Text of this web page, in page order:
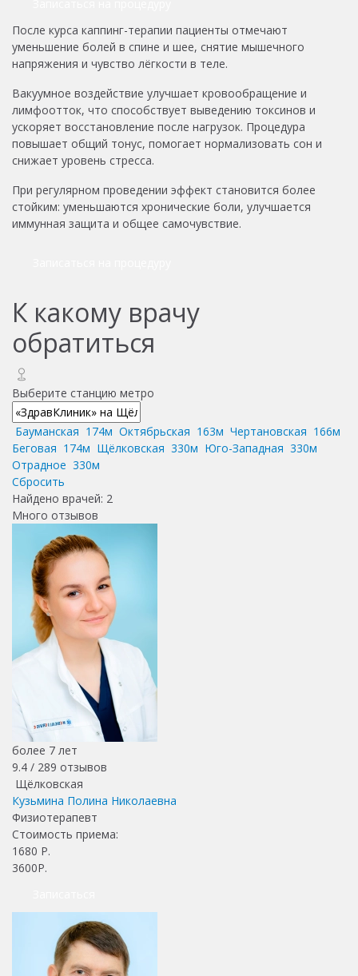
После курса каппинг-терапии пациенты отмечают
уменьшение болей в спине и шее, снятие мышечного
напряжения и чувство лёгкости в теле.
Вакуумное воздействие улучшает кровообращение и
лимфоотток, что способствует выведению токсинов и
ускоряет восстановление после нагрузок. Процедура
повышает общий тонус, помогает нормализовать сон и
снижает уровень стресса.
При регулярном проведении эффект становится более
стойким: уменьшаются хронические боли, улучшается
иммунная защита и общее самочувствие.
К какому врачу
обратиться
Выберите станцию метро
Бауманская 174м Октябрьская 163м Чертановская 166м
Беговая 174м Щёлковская 330м Юго-Западная 330м
Отрадное 330м
Сбросить
Найдено врачей: 2
Много отзывов
более 7 лет
9.4 / 289 отзывов
Щёлковская
Кузьмина Полина Николаевна
Физиотерапевт
Стоимость приема:
1680 Р.
3600Р.